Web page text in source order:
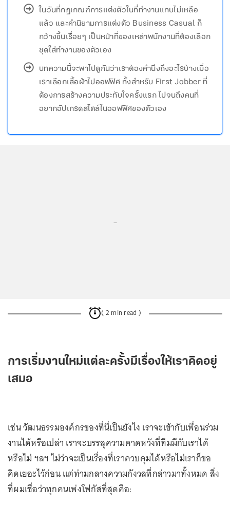
ในวันที่กฎเกณฑ์การแต่งตัวในที่ทำงานแทบไม่เหลือ
แล้ว และคำนิยามการแต่งตัว Business Casual ก็
กว้างขึ้นเรื่อยๆ เป็นหน้าที่ของเหล่าพนักงานที่ต้องเลือก
ชุดใส่ทำงานของตัวเอง
บทความนี้จะพาไปดูกันว่าเราต้องคำนึงถึงอะไรบ้างเมื่อ
เราเลือกเสื้อผ้าไปออฟฟิศ ทั้งสำหรับ First Jobber ที่
ต้องการสร้างความประทับใจครั้งแรก ไปจนถึงคนที่
อยากอัปเกรดสไตล์ในออฟฟิศของตัวเอง
...
( 2 min read )
การเริ่มงานใหม่แต่ละครั้งมีเรื่องให้เราคิดอยู่
เสมอ
เช่น วัฒนธรรมองค์กรของที่นี่เป็นยังไง เราจะเข้ากับเพื่อนร่วม
งานได้หรือเปล่า เราจะบรรลุความคาดหวังที่ทีมมีกับเราได้
หรือไม่ ฯลฯ ไม่ว่าจะเป็นเรื่องที่เราควบคุมได้หรือไม่เราก็ขอ
คิดเยอะไว้ก่อน แต่ท่ามกลางความกังวลที่กล่าวมาทั้งหมด สิ่ง
ที่ผมเชื่อว่าทุกคนเพ่งโฟกัสที่สุดคือ: